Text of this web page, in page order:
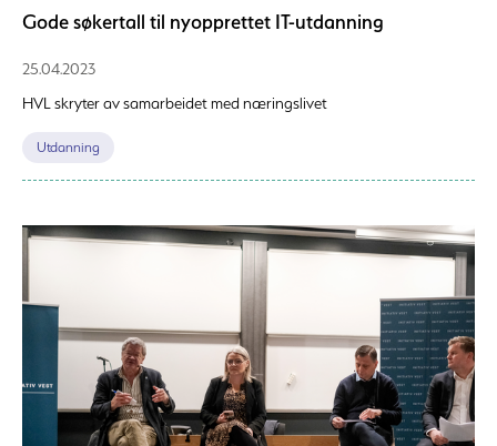
Gode søkertall til nyopprettet IT-utdanning
25.04.2023
HVL skryter av samarbeidet med næringslivet
Utdanning